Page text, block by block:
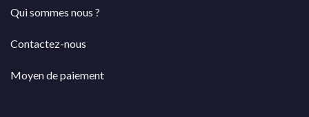
Qui sommes nous ?
Contactez-nous
Moyen de paiement